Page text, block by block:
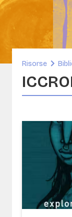
e
Conservazione
e immagini
Risorse